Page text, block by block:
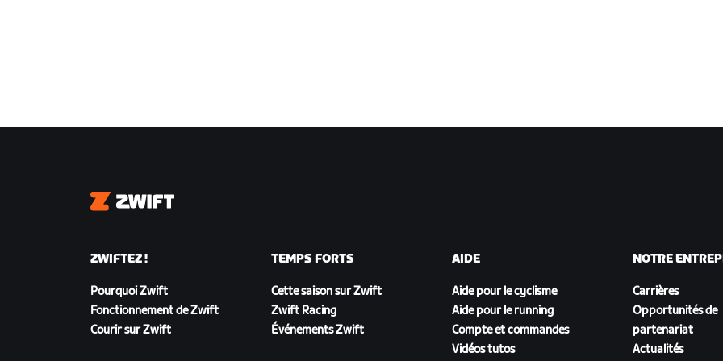
Zwift
ZWIFTEZ !
Pourquoi Zwift
Fonctionnement de Zwift
Courir sur Zwift
TEMPS FORTS
Cette saison sur Zwift
Zwift Racing
Événements Zwift
AIDE
Aide pour le cyclisme
Aide pour le running
Compte et commandes
Vidéos tutos
NOTRE
Carrières
Opportunités de
partenariat
Actualités